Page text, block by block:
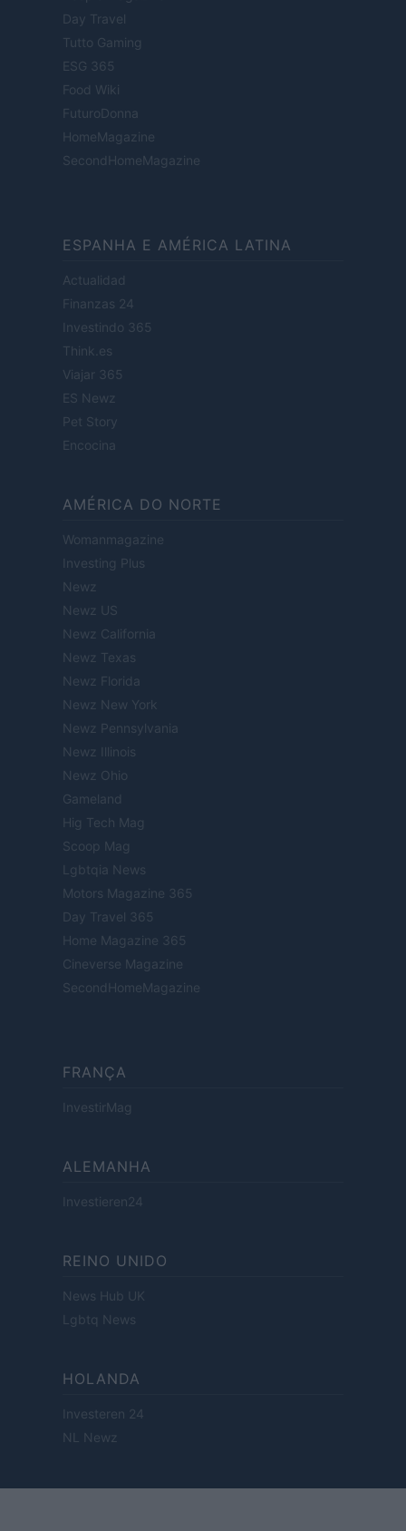
Day Travel
Tutto Gaming
ESG 365
Food Wiki
FuturoDonna
HomeMagazine
SecondHomeMagazine
ESPANHA E AMÉRICA LATINA
Actualidad
Finanzas 24
Investindo 365
Think.es
Viajar 365
ES Newz
Pet Story
Encocina
AMÉRICA DO NORTE
Womanmagazine
Investing Plus
Newz
Newz US
Newz California
Newz Texas
Newz Florida
Newz New York
Newz Pennsylvania
Newz Illinois
Newz Ohio
Gameland
Hig Tech Mag
Scoop Mag
Lgbtqia News
Motors Magazine 365
Day Travel 365
Home Magazine 365
Cineverse Magazine
SecondHomeMagazine
FRANÇA
InvestirMag
ALEMANHA
Investieren24
REINO UNIDO
News Hub UK
Lgbtq News
HOLANDA
Investeren 24
NL Newz